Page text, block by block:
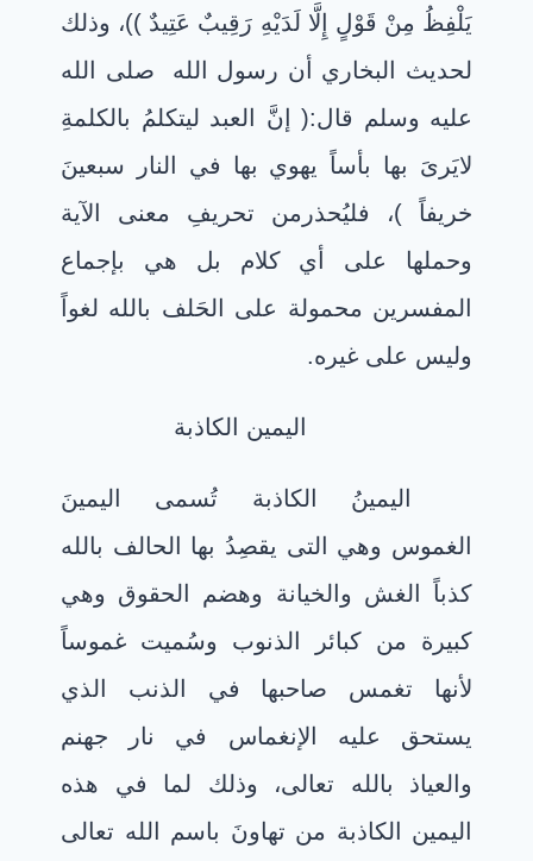
يَلْفِظُ مِنْ قَوْلٍ إِلَّا لَدَيْهِ رَقِيبٌ عَتِيدٌ ))، وذلك
لحديث البخاري أن رسول الله صلى الله
عليه وسلم قال:( إنَّ العبد ليتكلمُ بالكلمةِ
لايَرىَ بها بأساً يهوي بها في النار سبعينَ
خريفاً )، فليُحذرمن تحريفِ معنى الآية
وحملها على أي كلام بل هي بإجماع
المفسرين محمولة على الحَلف بالله لغواً
وليس على غيره.
اليمين الكاذبة
اليمينُ الكاذبة تُسمى اليمينَ
الغموس وهي التى يقصِدُ بها الحالف بالله
كذباً الغش والخيانة وهضم الحقوق وهي
كبيرة من كبائر الذنوب وسُميت غموساً
لأنها تغمس صاحبها في الذنب الذي
يستحق عليه الإنغماس في نار جهنم
والعياذ بالله تعالى، وذلك لما في هذه
اليمين الكاذبة من تهاونَ باسم الله تعالى